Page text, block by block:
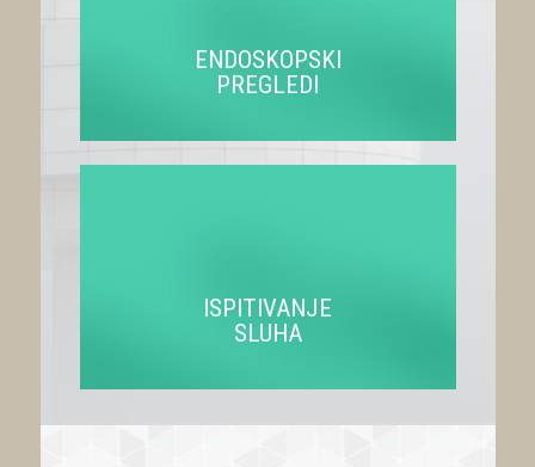
ENDOSKOPSKI
PREGLEDI
ISPITIVANJE
SLUHA